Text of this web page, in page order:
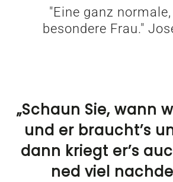
"Eine ganz
besondere Frau."
„Schaun Sie, wann
und er braucht’s
dann kriegt er’s
ned viel